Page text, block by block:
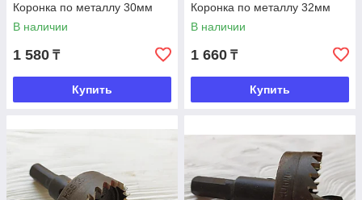
Коронка по металлу 30мм
В наличии
1 580 ₸
Купить
Коронка по металлу 32мм
В наличии
1 660 ₸
Купить